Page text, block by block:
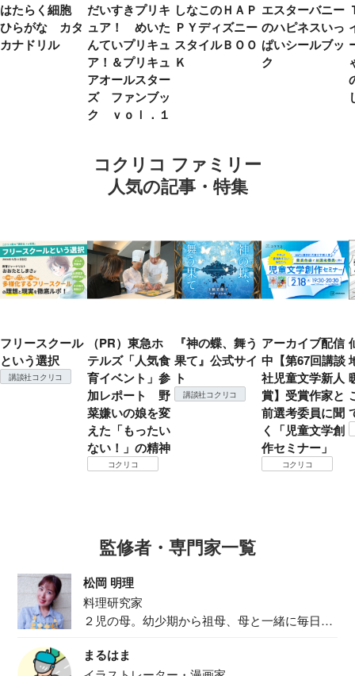
はたらく細胞
ひらがな カタ
カナドリル
だいすきプリキ
ュア！ めいた
んていプリキュ
ア！＆プリキュ
アオールスター
ズ ファンブッ
ク ｖｏｌ．１
しなこのＨＡＰ
ＰＹディズニー
スタイルＢＯＯ
Ｋ
エスターバニー
のハピネスいっ
ぱいシールブッ
ク
コクリコ ファミリー
人気の記事・特集
フリースクール
という選択
講談社コクリコ
（PR）東急ホ
テルズ「人気食
育イベント」参
加レポート 野
菜嫌いの娘を変
えた「もったい
ない！」の精神
コクリコ
『神の蝶、舞う
果て』公式サイ
ト
講談社コクリコ
アーカイブ配信
中【第67回講談
社児童文学新人
賞】受賞作家と
前選考委員に聞
く「児童文学創
作セミナー」
コクリコ
監修者・専門家一覧
松岡 明理
料理研究家
２児の母。幼少期から祖母、母と一緒に毎日の
まるはま